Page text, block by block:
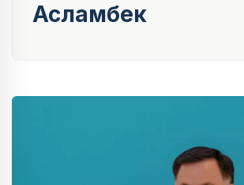
Асламбек